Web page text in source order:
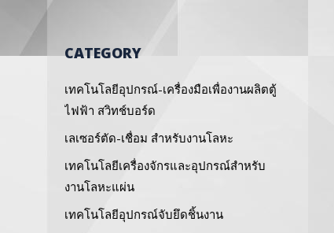
CATEGORY
เทคโนโลยีอุปกรณ์-เครื่องมือเพื่องานผลิตตู้
ไฟฟ้า สวิทช์บอร์ด
เลเซอร์ตัด-เชื่อม สำหรับงานโลหะ
เทคโนโลยีเครื่องจักรและอุปกรณ์สำหรับ
งานโลหะแผ่น
เทคโนโลยีอุปกรณ์จับยึดชิ้นงาน